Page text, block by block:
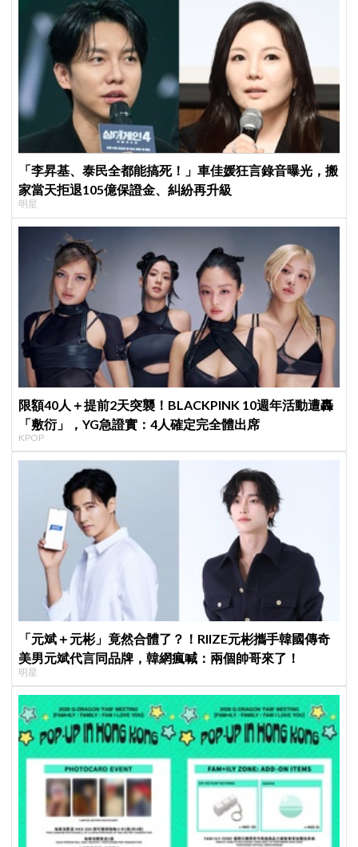
「李昇基、泰民全都能搞死！」車佳媛狂言錄音曝光，搬
家當天拒退105億保證金、糾紛再升級
明星
限額40人＋提前2天突襲！BLACKPINK 10週年活動遭轟
「敷衍」，YG急證實：4人確定完全體出席
KPOP
「元斌＋元彬」竟然合體了？！RIIZE元彬攜手韓國傳奇
美男元斌代言同品牌，韓網瘋喊：兩個帥哥來了！
明星